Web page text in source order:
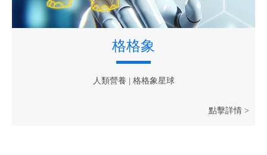
格格象
人類營養 | 格格象星球
點擊詳情 >